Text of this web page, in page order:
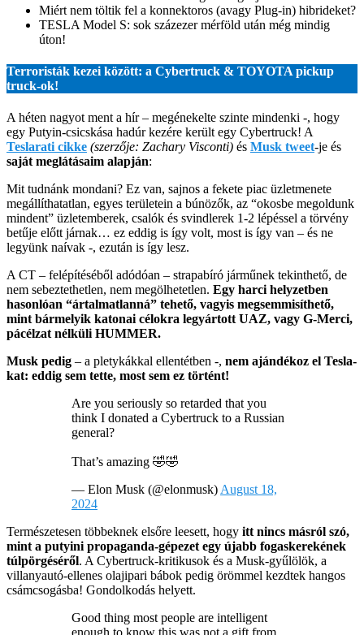
Miért nem töltik fel a konnektoros (avagy Plug-in) hibrideket?
TESLA Model S: sok százezer mérföld után még mindig
úton!
Terroristák kezei között: a Cybertruck & TOYOTA pickup
truck-ok!
A héten nagyot ment a hír – megénekelte szinte mindenki -, hogy
egy Putyin-csicskása hadúr kezére került egy Cybertruck! A
Teslarati cikke (szerzője: Zachary Visconti) és Musk tweet-je és
saját meglátásaim alapján:
Mit tudnánk mondani? Ez van, sajnos a fekete piac üzletmenete
megállíthatatlan, egyes területein a búnözők, az “okosbe megoldunk
mindent” üzletemberek, csalók és svindlerek 1-2 lépéssel a törvény
betűje előtt járnak… ez eddig is így volt, most is így van – és ne
legyünk naívak -, ezután is így lesz.
A CT – felépítéséből adódóan – strapabíró járműnek tekinthető, de
nem sebeztethetlen, nem megölhetetlen. Egy harci helyzetben
hasonlóan “ártalmatlanná” tehető, vagyis megsemmisíthető,
mint bármelyik katonai célokra legyártott UAZ, vagy G-Merci,
pácélzat nélküli HUMMER.
Musk pedig – a pletykákkal ellentétben -, nem ajándékoz el Tesla-
kat: eddig sem tette, most sem ez történt!
Are you seriously so retarded that you
think I donated a Cybertruck to a Russian
general?
That’s amazing 🤣🤣
— Elon Musk (@elonmusk) August 18,
2024
Természetesen többeknek elsőre leesett, hogy itt nincs másról szó,
mint a putyini propaganda-gépezet egy újabb fogaskerekének
túlpörgéséről. A Cybertruck-kritikusok és a Musk-gyűlölök, a
villanyautó-ellenes olajipari bábok pedig örömmel kezdtek hangos
csámcsogásba! Gondolkodás helyett.
Good thing most people are intelligent
enough to know this was not a gift from